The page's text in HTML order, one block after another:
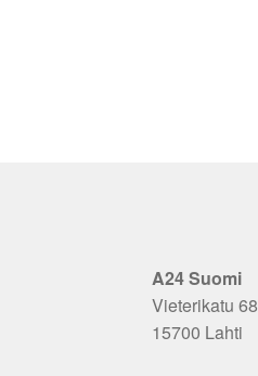
A24 Suomi
Vieterikatu 68
15700 Lahti